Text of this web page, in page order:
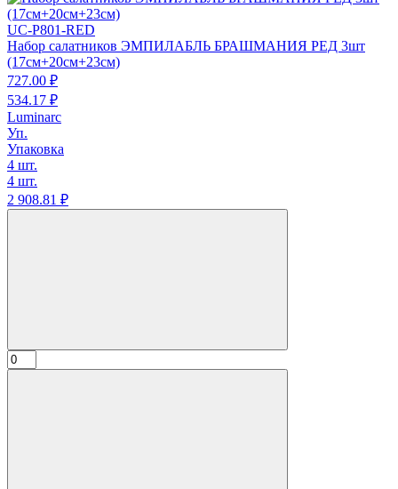
UC-P801-RED
Набор салатников ЭМПИЛАБЛЬ БРАШМАНИЯ РЕД 3шт
(17см+20см+23см)
727.00 ₽
534.17 ₽
Luminarc
Уп.
Упаковка
4 шт.
4 шт.
2 908.81 ₽